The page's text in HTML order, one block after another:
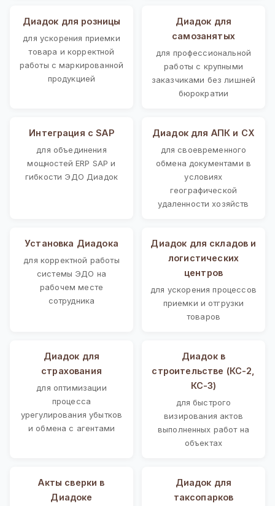
Диадок для розницы
для ускорения приемки
товара и корректной
работы с маркированной
продукцией
Диадок для
самозанятых
для профессиональной
работы с крупными
заказчиками без лишней
бюрократии
Интеграция с SAP
для объединения
мощностей ERP SAP и
гибкости ЭДО Диадок
Диадок для АПК и СХ
для своевременного
обмена документами в
условиях
географической
удаленности хозяйств
Установка Диадока
для корректной работы
системы ЭДО на
рабочем месте
сотрудника
Диадок для складов и
логистических
центров
для ускорения процессов
приемки и отгрузки
товаров
Диадок для
страхования
для оптимизации
процесса
урегулирования убытков
и обмена с агентами
Диадок в
строительстве (КС-2,
КС-3)
для быстрого
визирования актов
выполненных работ на
объектах
Акты сверки в
Диадоке
Диадок для
таксопарков